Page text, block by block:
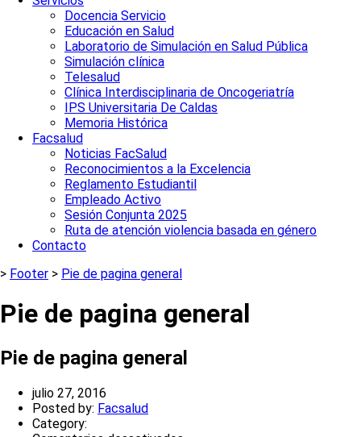
Docencia Servicio
Educación en Salud
Laboratorio de Simulación en Salud Pública
Simulación clínica
Telesalud
Clínica Interdisciplinaria de Oncogeriatría
IPS Universitaria De Caldas
Memoria Histórica
Facsalud
Noticias FacSalud
Reconocimientos a la Excelencia
Reglamento Estudiantil
Empleado Activo
Sesión Conjunta 2025
Ruta de atención violencia basada en género
Contacto
> Footer > Pie de pagina general
Pie de pagina general
Pie de pagina general
julio 27, 2016
Posted by: Author
Facsalud
Category: